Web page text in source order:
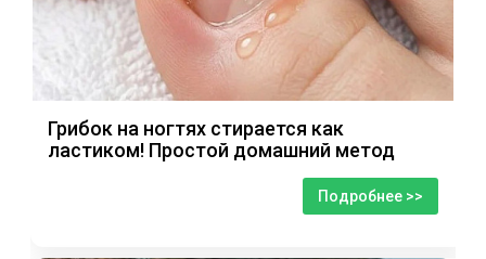
Грибок на ногтях стирается как
ластиком! Простой домашний метод
Подробнее >>